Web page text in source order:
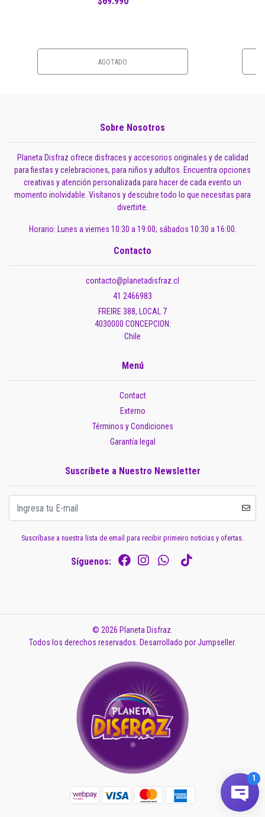
AGOTADO
Sobre Nosotros
Planeta Disfraz ofrece disfraces y accesorios originales y de calidad
para fiestas y celebraciones, para niños y adultos. Encuentra opciones
creativas y atención personalizada para hacer de cada evento un
momento inolvidable. Visítanos y descubre todo lo que necesitas para
divertirte.
Horario: Lunes a viernes 10:30 a 19:00; sábados 10:30 a 16:00.
Contacto
contacto@planetadisfraz.cl
41 2466983
FREIRE 388, LOCAL 7
4030000 CONCEPCION:
Chile
Menú
Contact
Externo
Términos y Condiciones
Garantía legal
Suscríbete a Nuestro Newsletter
Suscríbase a nuestra lista de email para recibir primeiro noticias y ofertas.
Síguenos:
© 2026 Planeta Disfraz.
Todos los derechos reservados. Desarrollado por Jumpseller.